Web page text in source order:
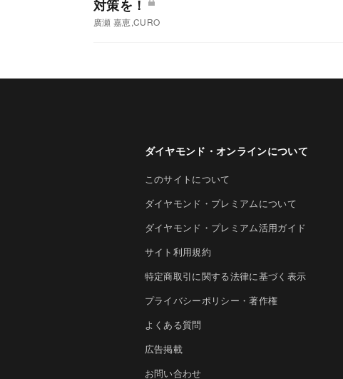
対策を！
廣瀬 嘉恵,CURO
ダイヤモンド・オンラインについて
このサイトについて
ダイヤモンド・プレミアムについて
ダイヤモンド・プレミアム活用ガイド
サイト利用規約
特定商取引に関する法律に基づく表示
プライバシーポリシー・著作権
よくある質問
広告掲載
お問い合わせ